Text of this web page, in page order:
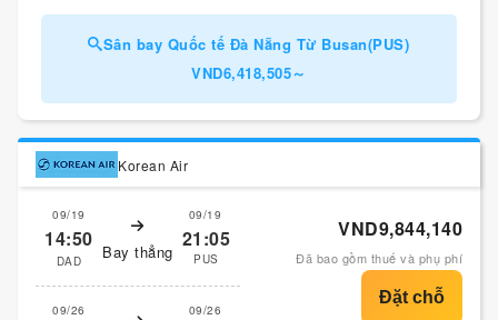
Sân bay Quốc tế Đà Nẵng Từ Busan(PUS)
VND6,418,505～
Korean Air
09/19
14:50
DAD Bay thẳng
09/19
21:05
PUS
09/26 09/26
VND9,844,140
Đã bao gồm thuế và phụ phí